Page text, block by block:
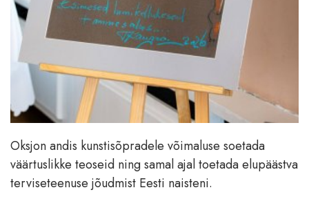
Oksjon andis kunstisõpradele võimaluse soetada
väärtuslikke teoseid ning samal ajal toetada elupäästva
terviseteenuse jõudmist Eesti naisteni.